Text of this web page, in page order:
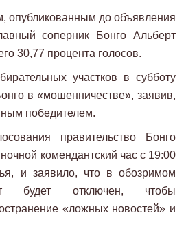
опубликованным до объявления
соперник Бонго Альберт
30,77 процента голосов.
участков в субботу
в «мошенничестве», заявив,
победителем.
правительство Бонго
комендантский час с 19:00
и заявило, что в обозримом
будет отключен, чтобы
«ложных новостей» и